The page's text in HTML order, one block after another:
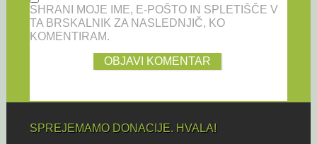
SHRANI MOJE IME, E-POŠTO IN SPLETIŠČE V
TA BRSKALNIK ZA NASLEDNJIČ, KO
KOMENTIRAM.
SPREJEMAMO DONACIJE. HVALA!